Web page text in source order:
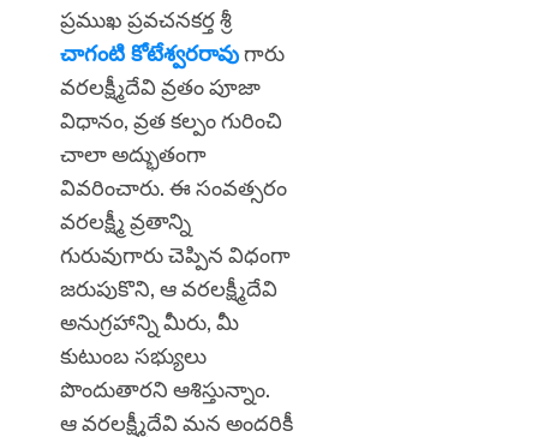
ప్రముఖ ప్రవచనకర్త శ్రీ
చాగంటి కోటేశ్వరరావుగారు
వరలక్ష్మీదేవి వ్రతం పూజా
విధానం, వ్రత కల్పం గురించి
చాలా అద్భుతంగా
వివరించారు. ఈ సంవత్సరం
వరలక్ష్మీ వ్రతాన్ని
గురువుగారు చెప్పిన విధంగా
జరుపుకొని, ఆ వరలక్ష్మీదేవి
అనుగ్రహాన్ని మీరు, మీ
కుటుంబ సభ్యులు
పొందుతారని ఆశిస్తున్నాం.
ఆ వరలక్ష్మీదేవి మన అందరికీ